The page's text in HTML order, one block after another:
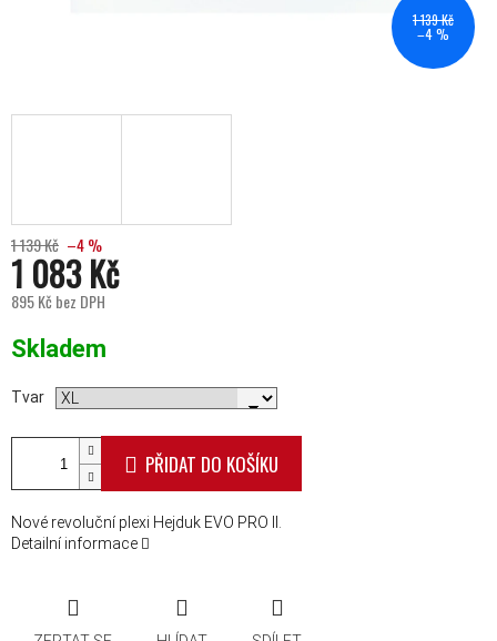
1 139 Kč
–4 %
1 139 Kč –4 %
1 083 Kč
895 Kč bez DPH
Skladem
Tvar
PŘIDAT DO KOŠÍKU
Nové revoluční plexi Hejduk EVO PRO II.
Detailní informace